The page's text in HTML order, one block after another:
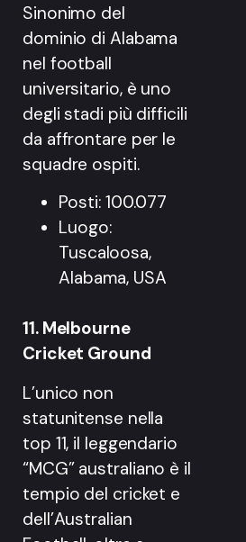
Sinonimo del
dominio di Alabama
nel football
universitario, è uno
degli stadi più difficili
da affrontare per le
squadre ospiti.
Posti: 100.077
Luogo:
Tuscaloosa,
Alabama, USA
11. Melbourne
Cricket Ground
L’unico non
statunitense nella
top 11, il leggendario
“MCG” australiano è il
tempio del cricket e
dell’Australian